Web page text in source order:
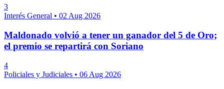
3
Interés General • 02 Aug 2026
Maldonado volvió a tener un ganador del 5 de Oro;
el premio se repartirá con Soriano
4
Policiales y Judiciales • 06 Aug 2026